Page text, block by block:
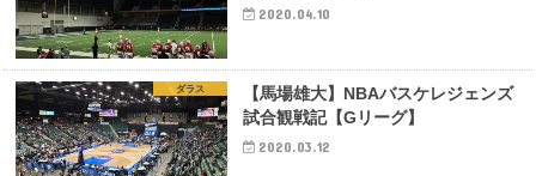
2020.04.10
ダラス
【馬場雄大】NBAバスケレジェンズ
試合観戦記【Gリーグ】
2020.03.12